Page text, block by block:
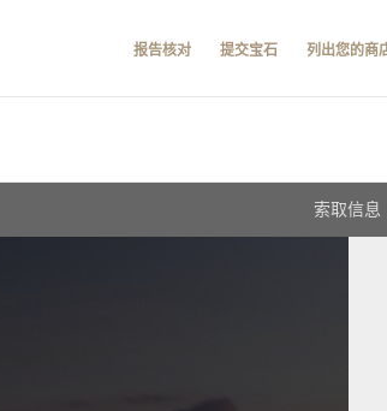
报告核对 提交宝石 列出您的商
索取信息